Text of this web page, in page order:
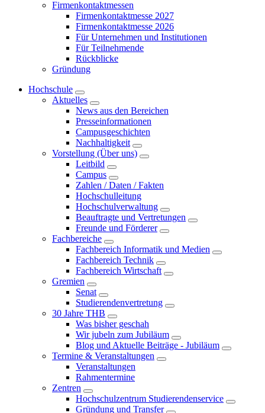
Firmenkontaktmessen
Firmenkontaktmesse 2027
Firmenkontaktmesse 2026
Für Unternehmen und Institutionen
Für Teilnehmende
Rückblicke
Gründung
Hochschule
Aktuelles
News aus den Bereichen
Presseinformationen
Campusgeschichten
Nachhaltigkeit
Vorstellung (Über uns)
Leitbild
Campus
Zahlen / Daten / Fakten
Hochschulleitung
Hochschulverwaltung
Beauftragte und Vertretungen
Freunde und Förderer
Fachbereiche
Fachbereich Informatik und Medien
Fachbereich Technik
Fachbereich Wirtschaft
Gremien
Senat
Studierendenvertretung
30 Jahre THB
Was bisher geschah
Wir jubeln zum Jubiläum
Blog und Aktuelle Beiträge - Jubiläum
Termine & Veranstaltungen
Veranstaltungen
Rahmentermine
Zentren
Hochschulzentrum Studierendenservice
Gründung und Transfer